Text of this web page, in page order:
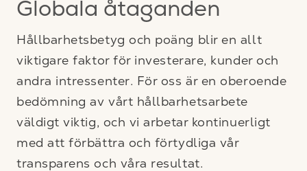
Globala åtaganden
Hållbarhetsbetyg och poäng blir en allt
viktigare faktor för investerare, kunder och
andra intressenter. För oss är en oberoende
bedömning av vårt hållbarhetsarbete
väldigt viktig, och vi arbetar kontinuerligt
med att förbättra och förtydliga vår
transparens och våra resultat.